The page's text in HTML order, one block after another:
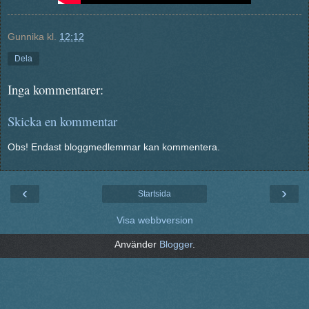
Gunnika kl. 12:12
Dela
Inga kommentarer:
Skicka en kommentar
Obs! Endast bloggmedlemmar kan kommentera.
‹ ›
Startsida
Visa webbversion
Använder Blogger.